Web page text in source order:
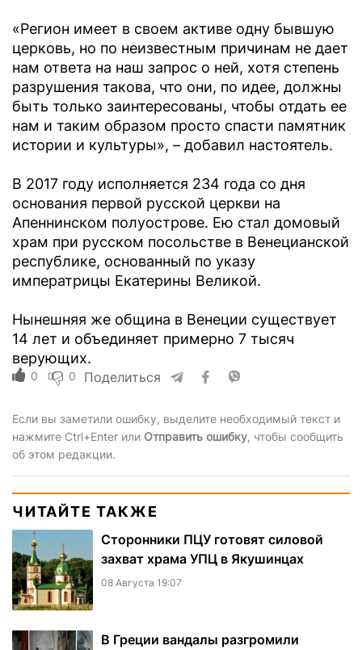
«Регион имеет в своем активе одну бывшую
церковь, но по неизвестным причинам не дает
нам ответа на наш запрос о ней, хотя степень
разрушения такова, что они, по идее, должны
быть только заинтересованы, чтобы отдать ее
нам и таким образом просто спасти памятник
истории и культуры», – добавил настоятель.
В 2017 году исполняется 234 года со дня
основания первой русской церкви на
Апеннинском полуострове. Ею стал домовый
храм при русском посольстве в Венецианской
республике, основанный по указу
императрицы Екатерины Великой.
Нынешняя же община в Венеции существует
14 лет и объединяет примерно 7 тысяч
верующих.
0 0 Поделиться
Если вы заметили ошибку, выделите необходимый текст и
нажмите Ctrl+Enter или Отправить ошибку, чтобы сообщить
об этом редакции.
ЧИТАЙТЕ ТАКЖЕ
Сторонники ПЦУ готовят силовой
захват храма УПЦ в Якушинцах
08 Августа 19:07
В Греции вандалы разгромили